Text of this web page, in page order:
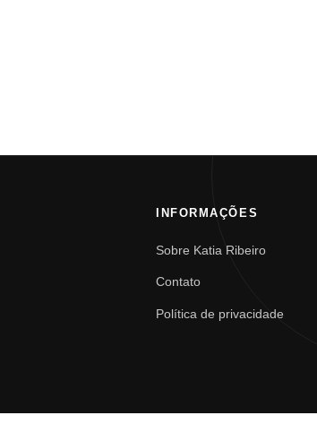
INFORMAÇÕES
Sobre Katia Ribeiro
Contato
Política de privacidade